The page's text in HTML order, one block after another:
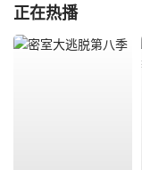
正在热播